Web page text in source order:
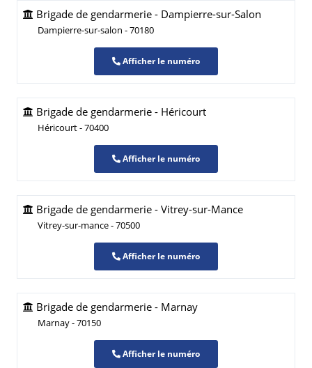
Brigade de gendarmerie - Dampierre-sur-Salon
Dampierre-sur-salon - 70180
Afficher le numéro
Brigade de gendarmerie - Héricourt
Héricourt - 70400
Afficher le numéro
Brigade de gendarmerie - Vitrey-sur-Mance
Vitrey-sur-mance - 70500
Afficher le numéro
Brigade de gendarmerie - Marnay
Marnay - 70150
Afficher le numéro